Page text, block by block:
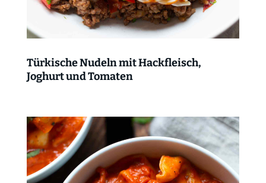
Türkische Nudeln mit Hackfleisch,
Joghurt und Tomaten